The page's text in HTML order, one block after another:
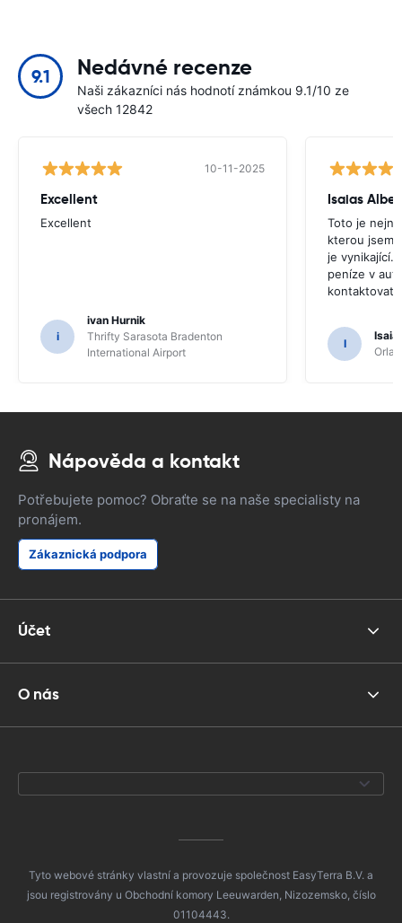
9.1 Nedávné recenze
Naši zákazníci nás hodnotí známkou 9.1/10 ze
všech 12842
10-11-2025
Excellent
Excellent
i
ivan Hurnik
Thrifty Sarasota Bradenton
International Airport
Isaias
Toto je
kterou jsem
je
peníze v
kontaktovat
I
Nápověda a kontakt
Potřebujete pomoc? Obraťte se na naše specialisty na
pronájem.
Zákaznická podpora
Účet
O nás
Tyto webové stránky vlastní a provozuje společnost EasyTerra B.V. a
jsou registrovány u Obchodní komory Leeuwarden, Nizozemsko, číslo
01104443.